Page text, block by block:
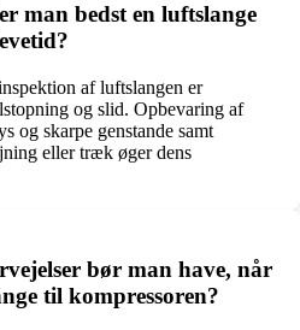
man bedst en luftslange
af luftslangen er
og slid. Opbevaring af
og skarpe genstande samt
eller træk øger dens
bør man have, når
til kompressoren?